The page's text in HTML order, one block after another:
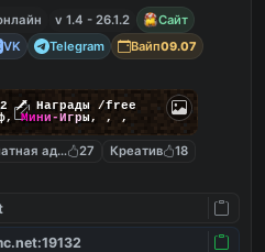
v 1.4 - 26.1.2
Сайт
VK Telegram Вайп09.07
🗡 Награды /free
,Мини-Игры, , ,
админка
27 Креатив
18